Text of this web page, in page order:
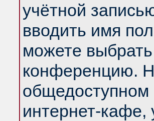
учётной
вводить имя
можете
конференцию.
общедоступном
интернет-кафе,